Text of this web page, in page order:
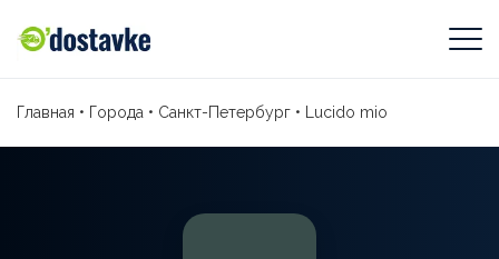
Главная • Города • Санкт-Петербург • Lucido mio